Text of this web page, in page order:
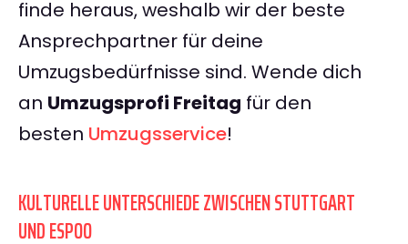
finde heraus, weshalb wir der beste
Ansprechpartner für deine
Umzugsbedürfnisse sind. Wende dich
an Umzugsprofi Freitag für den
besten Umzugsservice!
KULTURELLE UNTERSCHIEDE ZWISCHEN STUTTGART
UND ESPOO